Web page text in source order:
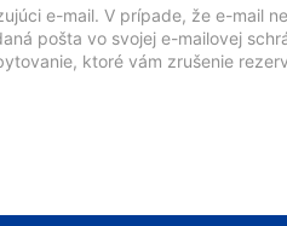
e-mail. V prípade, že e-mail
pošta vo svojej e-mailovej
ktoré vám zrušenie